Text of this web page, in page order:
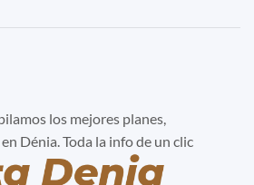
los mejores planes,
Dénia. Toda la info de un clic